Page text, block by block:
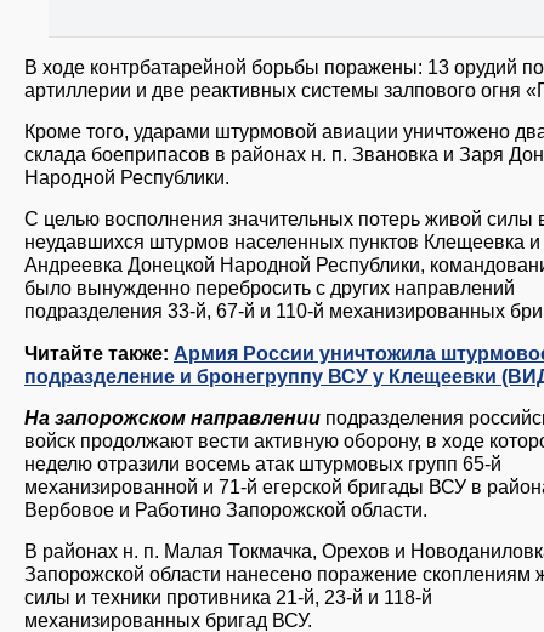
В ходе контрбатарейной борьбы поражены: 13 орудий
артиллерии и две реактивных системы залпового огня
Кроме того, ударами штурмовой авиации уничтожено
склада боеприпасов в районах н. п. Звановка и Заря
Народной Республики.
С целью восполнения значительных потерь живой силы
неудавшихся штурмов населенных пунктов Клещеевка и
Андреевка Донецкой Народной Республики,
было вынужденно перебросить с других направлений
подразделения 33-й, 67-й и 110-й механизированных
Читайте также: Армия России уничтожила
подразделение и бронегруппу ВСУ у Клещеевки
На запорожском направлении подразделения
войск продолжают вести активную оборону, в ходе
неделю отразили восемь атак штурмовых групп 65-й
механизированной и 71-й егерской бригады ВСУ в
Вербовое и Работино Запорожской области.
В районах н. п. Малая Токмачка, Орехов и
Запорожской области нанесено поражение скоплениям
силы и техники противника 21-й, 23-й и 118-й
механизированных бригад ВСУ.